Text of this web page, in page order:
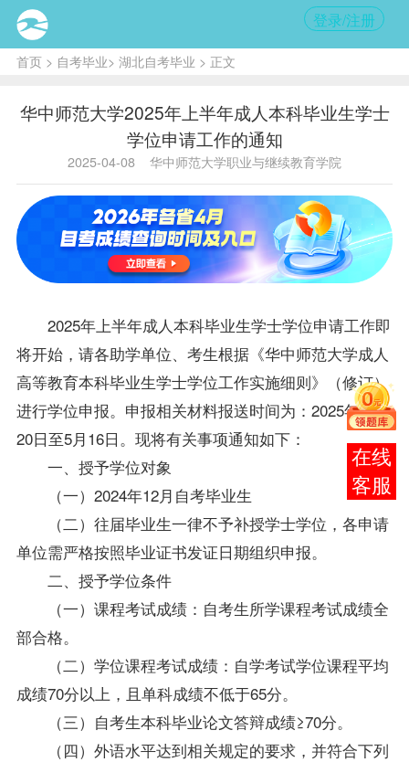
登录/注册
首页> 自考毕业> 湖北自考毕业 > 正文
华中师范大学2025年上半年成人本科毕业生学士
学位申请工作的通知
2025-04-08 华中师范大学职业与继续教育学院
2025年上半年成人本科毕业生学士学位申请工作即
将开始，请各助学单位、考生根据《华中师范大学成人
高等教育本科毕业生学士学位工作实施细则》（修订）
进行学位申报。申报相关材料报送时间为：2025年4月
20日至5月16日。现将有关事项通知如下：
一、授予学位对象
（一）2024年12月自考毕业生
（二）往届毕业生一律不予补授学士学位 ，各申请
单位需严格按照毕业证书发证日期组织申报。
二、授予学位条件
（一）课程考试成绩：自考生所学课程考试成绩全
部合格。
（二） 学位课程考试成绩：自学考试学位课程平均
成绩70分以上，且单科成绩不低于65分。
（三）自考生本科毕业论文答辩成绩≥70分。
（四）外语水平达到相关规定的要求，并符合下列
报考
咨询